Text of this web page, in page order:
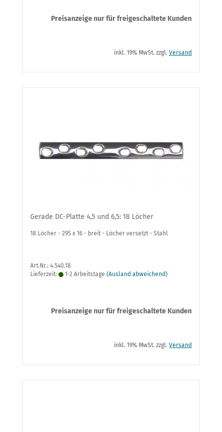
Preisanzeige nur für freigeschaltete Kunden
inkl. 19% MwSt. zzgl. Versand
Gerade DC-Platte 4,5 und 6,5: 18 Löcher
18 Löcher - 295 x 16 - breit - Löcher versetzt - Stahl
Art.Nr.: 4.540.18
Lieferzeit:
1-2 Arbeitstage (Ausland abweichend)
Preisanzeige nur für freigeschaltete Kunden
inkl. 19% MwSt. zzgl. Versand